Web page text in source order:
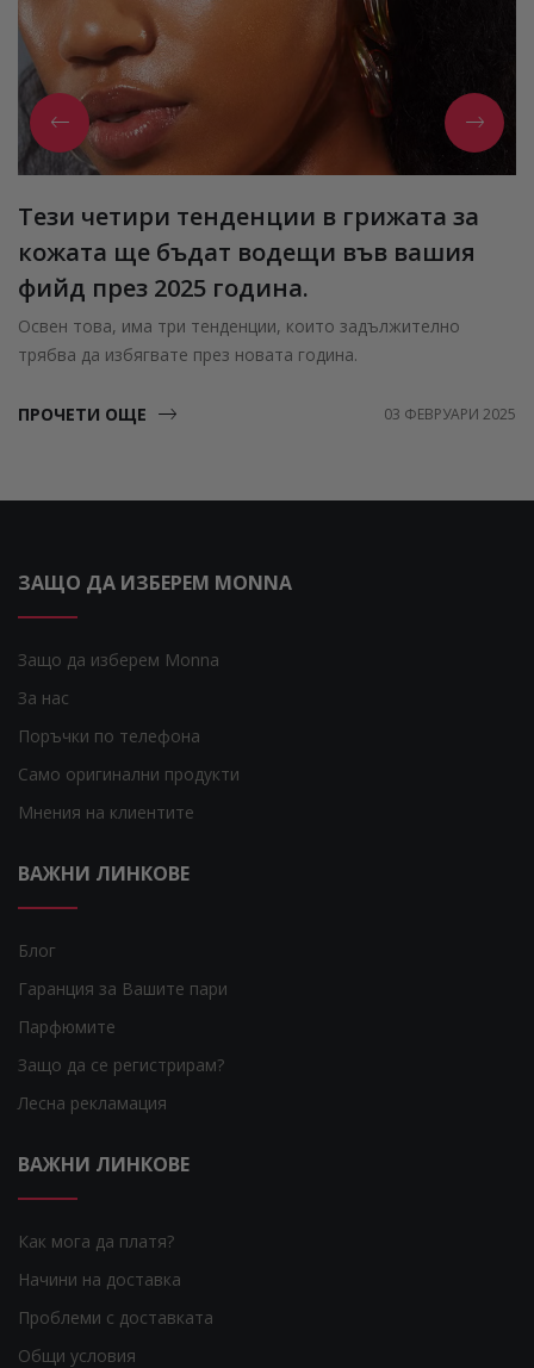
Тези четири тенденции в грижата за
кожата ще бъдат водещи във вашия
фийд през 2025 година.
Освен това, има три тенденции, които задължително
трябва да избягвате през новата година.
ПРОЧЕТИ ОЩЕ 03 ФЕВРУАРИ 2025
ЗАЩО ДА ИЗБЕРЕМ MONNA
Защо да изберем Monna
За нас
Поръчки по телефона
Само оригинални продукти
Мнения на клиентите
ВАЖНИ ЛИНКОВЕ
Блог
Гаранция за Вашите пари
Парфюмите
Защо да се регистрирам?
Лесна рекламация
ВАЖНИ ЛИНКОВЕ
Как мога да платя?
Начини на доставка
Проблеми с доставката
Общи условия